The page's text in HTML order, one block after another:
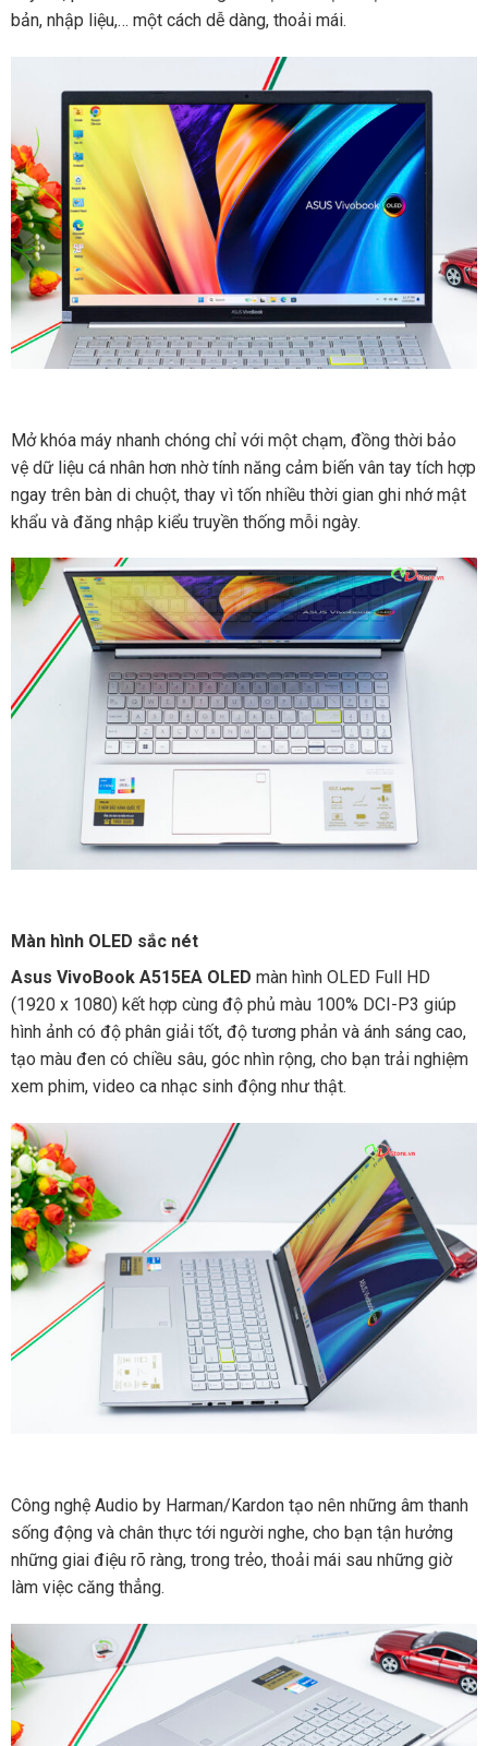
bản, nhập liệu,… một cách dễ dàng, thoải mái.
Mở khóa máy nhanh chóng chỉ với một chạm, đồng thời bảo
vệ dữ liệu cá nhân hơn nhờ tính năng cảm biến vân tay tích hợp
ngay trên bàn di chuột, thay vì tốn nhiều thời gian ghi nhớ mật
khẩu và đăng nhập kiểu truyền thống mỗi ngày.
Màn hình OLED sắc nét
Asus VivoBook A515EA OLED màn hình OLED Full HD
(1920 x 1080) kết hợp cùng độ phủ màu 100% DCI-P3 giúp
hình ảnh có độ phân giải tốt, độ tương phản và ánh sáng cao,
tạo màu đen có chiều sâu, góc nhìn rộng, cho bạn trải nghiệm
xem phim, video ca nhạc sinh động như thật.
Công nghệ Audio by Harman/Kardon tạo nên những âm thanh
sống động và chân thực tới người nghe, cho bạn tận hưởng
những giai điệu rõ ràng, trong trẻo, thoải mái sau những giờ
làm việc căng thẳng.